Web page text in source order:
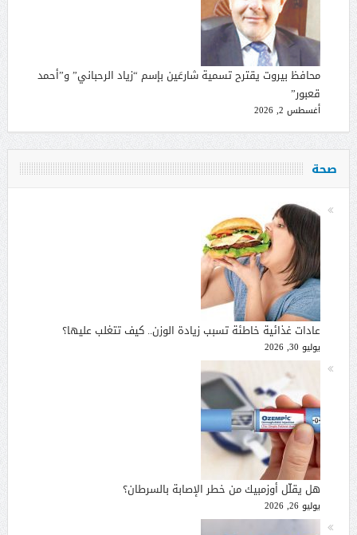
محافظ بيروت يقترح تسمية شارعَين بإسم “زياد الرحباني” و”أحمد
قعبور”
أغسطس 2, 2026
صحة
عادات غذائية خاطئة تسبب زيادة الوزن.. كيف تتغلب عليها؟
يوليو 30, 2026
هل يقلّل أوزمبيك من خطر الإصابة بالسرطان؟
يوليو 26, 2026